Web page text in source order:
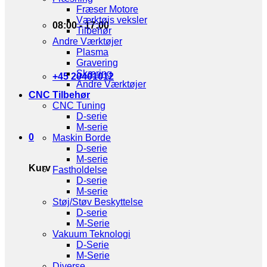
08:00 - 17:00
+45 20401012
0
Kurv
Fræser Motore
Værktøjs veksler
Tilbehør
Andre Værktøjer
Plasma
Gravering
Skæring
Andre Værktøjer
CNC Tilbehør
CNC Tuning
D-serie
M-serie
Maskin Borde
D-serie
M-serie
Fastholdelse
D-serie
M-serie
Støj/Støv Beskyttelse
D-serie
M-Serie
Vakuum Teknologi
D-Serie
M-Serie